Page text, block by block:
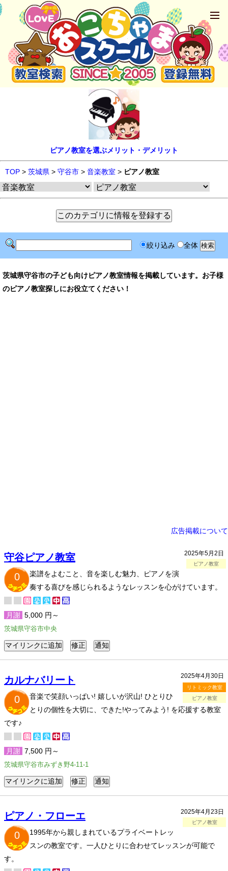
ピアノ教室を選ぶメリット・デメリット
TOP > 茨城県 > 守谷市 > 音楽教室 > ピアノ教室
絞り込み 全体
茨城県守谷市の子ども向けピアノ教室情報を掲載しています。お子様
のピアノ教室探しにお役立てください！
広告掲載について
2025年5月2日
ピアノ教室
守谷ピアノ教室
0
楽譜をよむこと、音を楽しむ魅力、ピアノを演
奏する喜びを感じられるようなレッスンを心がけています。
月謝 5,000 円～
茨城県守谷市中央
2025年4月30日
リトミック教室
ピアノ教室
カルナバリート
0
音楽で笑顔いっぱい! 嬉しいが沢山! ひとりひ
とりの個性を大切に、できた!やってみよう! を応援する教室
です♪
月謝 7,500 円～
茨城県守谷市みずき野4-11-1
2025年4月23日
ピアノ教室
ピアノ・フローエ
0
1995年から親しまれているプライベートレッ
スンの教室です。一人ひとりに合わせてレッスンが可能で
す。